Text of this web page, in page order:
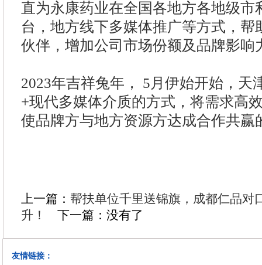
直为永康药业在全国各地方各地级市
台，地方线下多媒体推广等方式，帮
伙伴，增加公司市场份额及品牌影响
2023年吉祥兔年， 5月伊始开始，天
+现代多媒体介质的方式，将需求高
使品牌方与地方资源方达成合作共赢
上一篇： 帮扶单位千里送锦旗，成都仁品对
升！
下一篇：没有了
友情链接：